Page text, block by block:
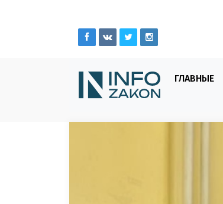
ГЛАВНЫЕ